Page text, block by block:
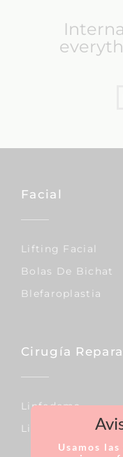
Facial
Lifting Facial
Bolas De Bichat
Blefaroplastia
Cirugía
Linfedema
Lipedema
Usamos